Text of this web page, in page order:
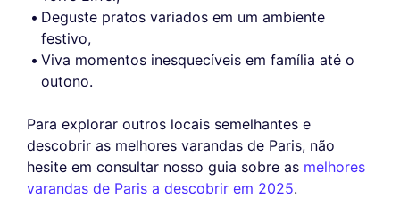
Deguste pratos variados em um ambiente
festivo,
Viva momentos inesquecíveis em família até o
outono.
Para explorar outros locais semelhantes e
descobrir as melhores varandas de Paris, não
hesite em consultar nosso guia sobre as melhores
varandas de Paris a descobrir em 2025.